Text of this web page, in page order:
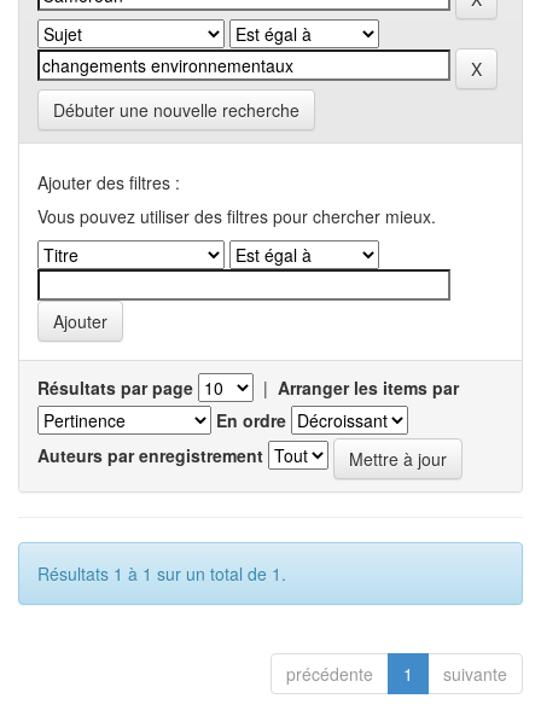
Débuter une nouvelle recherche
Ajouter des filtres :
Vous pouvez utiliser des filtres pour chercher mieux.
Résultats par page | Arranger les items par
En ordre
Auteurs par enregistrement
Résultats 1 à 1 sur un total de 1.
précédente 1 suivante